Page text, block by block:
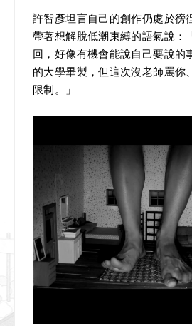
許智彥坦言自己的創作仍處於徬
帶著想解脫低潮束縛的語氣說：
回，好像有機會能說自己要說的
的大學畢製，但這次沒老師罵你
限制。」